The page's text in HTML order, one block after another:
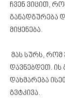
ჩვენ ვიცით,
განადგურება
მიყენება.
მას სურს,
დავნებდეთ. ის
დახმარება
გვტკივა.